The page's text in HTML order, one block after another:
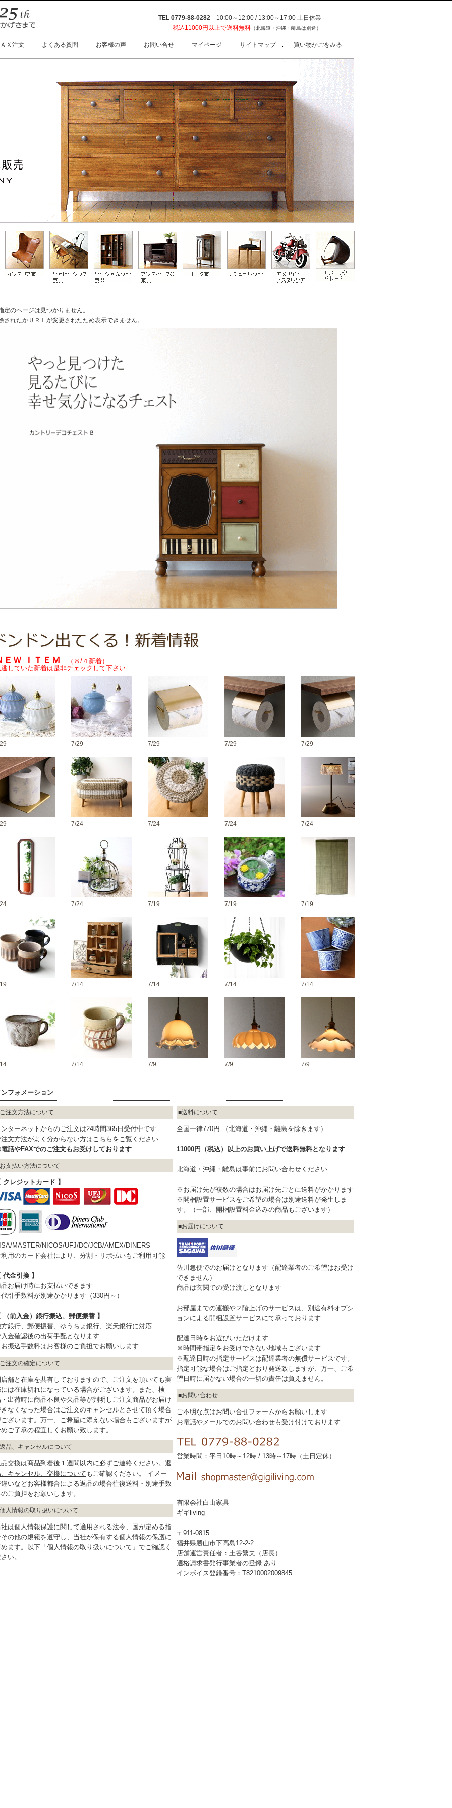
TEL 0779-88-0282 10:00～12:00 / 13:00～17:00 土日休業
税込11000円以上で送料無料 （北海道・沖縄・離島は別途）
Ｘ注文 よくある質問 お客様の声 お問い合せ マイページ サイトマップ 買い物かごをみる
定のページは見つかりません。
されたかＵＲＬが変更されたため表示できません。
ＥＷ ＩＴＥＭ
（８/４新着）
していた新着は是非チェックして下さい
7/29 7/29 7/29 7/29
7/24 7/24 7/24 7/24
7/24 7/19 7/19 7/19
7/14 7/14 7/14 7/14
7/14 7/9 7/9 7/9
フォメーション
ご注文方法について
ターネットからのご注文は24時間365日受付中です
文方法がよく分からない方はこちら をご覧ください
話やFAXでのご注文もお受けしております
お支払い方法について
クレジットカード 】
MASTER/NICOS/UFJ/DC/JCB/AMEX/DINERS
用のカード会社により、分割・リボ払いもご利用可能
代金引換 】
お届け時にお支払いできます
引手数料が別途かかります（330円～）
（前入金）銀行振込、郵便振替 】
銀行、郵便振替、ゆうちょ銀行、楽天銀行に対応
金確認後の出荷手配となります
振込手数料はお客様のご負担でお願いします
ご注文の確定について
舗と在庫を共有しておりますので、ご注文を頂いても実
は在庫切れになっている場合がございます。また、検
出荷時に商品不良や欠品等が判明しご注文商品がお届け
なくなった場合はご注文のキャンセルとさせて頂く場合
ざいます。万一、ご希望に添えない場合もございますが
ご了承の程宜しくお願い致します。
返品、キャンセルについて
交換は商品到着後１週間以内に必ずご連絡ください。 返
キャンセル、交換について もご確認ください。 イメー
いなどお客様都合による返品の場合往復送料・別途手数
ご負担をお願いします。
個人情報の取り扱いについて
は個人情報保護に関して適用される法令、国が定める指
の他の規範を遵守し、当社が保有する個人情報の保護に
ます。以下「個人情報の取り扱いについて」でご確認く
い。
送料について
全国一律770円 （北海道・沖縄・離島を除きます）
11000円（税込）以上のお買い上げで送料無料となります
北海道・沖縄・離島は事前にお問い合わせください
※お届け先が複数の場合はお届け先ごとに送料がかかります
※開梱設置サービスをご希望の場合は別途送料が発生しま
す。（一部、開梱設置料金込みの商品もございます）
お届けについて
佐川急便でのお届けとなります（配達業者のご希望はお受け
できません）
商品は玄関での受け渡しとなります
お部屋までの運搬や２階上げのサービスは、別途有料オプシ
ョンによる開梱設置サービスにて承っております
配達日時をお選びいただけます
※時間帯指定をお受けできない地域もございます
※配達日時の指定サービスは配達業者の無償サービスです。
指定可能な場合はご指定どおり発送致しますが、万一、ご希
望日時に届かない場合の一切の責任は負えません。
お問い合わせ
ご不明な点はお問い合せフォームからお願いします
お電話やメールでのお問い合わせも受け付けております
営業時間：平日10時～12時 / 13時～17時（土日定休）
有限会社白山家具
ギギliving
〒911-0815
福井県勝山市下高島12-2-2
店舗運営責任者：土谷繁夫（店長）
適格請求書発行事業者の登録:あり
インボイス登録番号：T8210002009845